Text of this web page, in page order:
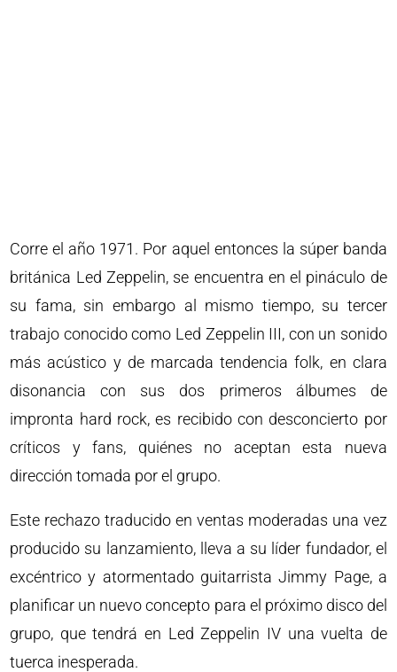
Corre el año 1971. Por aquel entonces la súper banda
británica Led Zeppelin, se encuentra en el pináculo de
su fama, sin embargo al mismo tiempo, su tercer
trabajo conocido como Led Zeppelin III, con un sonido
más acústico y de marcada tendencia folk, en clara
disonancia con sus dos primeros álbumes de
impronta hard rock, es recibido con desconcierto por
críticos y fans, quiénes no aceptan esta nueva
dirección tomada por el grupo.
Este rechazo traducido en ventas moderadas una vez
producido su lanzamiento, lleva a su líder fundador, el
excéntrico y atormentado guitarrista Jimmy Page, a
planificar un nuevo concepto para el próximo disco del
grupo, que tendrá en Led Zeppelin IV una vuelta de
tuerca inesperada.